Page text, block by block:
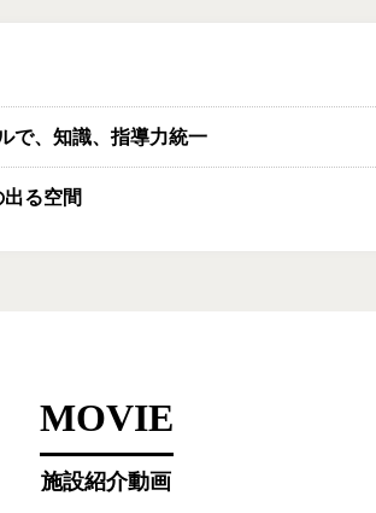
で、知識、指導力統一
る空間
MOVIE
施設紹介動画